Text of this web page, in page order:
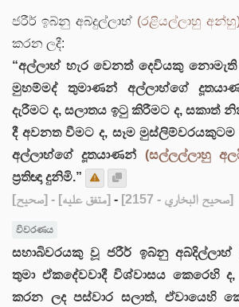
ජරීර් ඉබ්නු අබ්දුල්ලාහ් (රළියල්ලාහු
කරන ලදී:
“අල්ලාහ් හැර වෙනත් දෙවියකු නොමැති
මුහම්මද් තුමාණන් අල්ලාහ්ගේ
දැරීමට ද, සලාතය ඉටු කිරීමට ද, සකාත්
දී අවනත වීමට ද, සෑම මුස්ලිම්වරයකුටම
අල්ලාහ්ගේ දූතයාණන් (සල්ලල්ලාහු
ප්‍රතිඥා දුනිමි.”
[صحيح]
- [متفق عليه] - [صحيح البخاري - 2157]
විවරණය
සහාබිවරයකු වූ ජරීර් ඉබ්නු අබ්දිල්ලාහ්
තුමා ඒකදේවවාදී විශ්වාසය කෙරෙහි ද,
කරන ලද පස්වාර සලාත්, ඒවායෙහි